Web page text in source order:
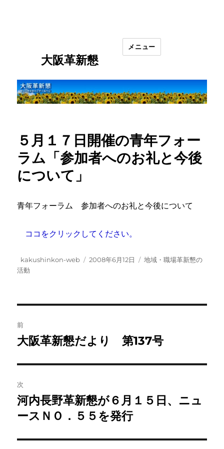
大阪革新懇
メニュー
５月１７日開催の青年フォー
ラム「参加者へのお礼と今後
について」
青年フォーラム 参加者へのお礼と今後について
ココをクリックしてください。
投
稿
kakushinkon-web
投
2008年6月12日
カ
地域・職場革新懇の
活動
稿
ビ
ゲ
ー
シ
前
前
投
稿:
大阪革新懇だより 第137号
次
次
の
稿:
河内長野革新懇が６月１５日、ニュ
ースＮＯ．５５を発行